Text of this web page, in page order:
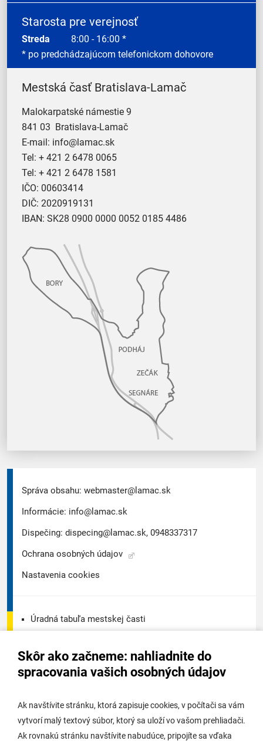
Skôr ako začneme: nahliadnite do
spracovania vašich osobných údajov
Ak navštívite stránku, ktorá zapisuje cookies, v počítači sa vám
vytvorí malý textový súbor, ktorý sa uloží vo vašom prehliadači.
Ak rovnakú stránku navštívite nabudúce, pripojíte sa vďaka
Starosta pre verejnosť
Streda 8:00 - 16:00 *
* po predchádzajúcom telefonickom dohovore
Mestská časť Bratislava-Lamač
Malokarpatské námestie 9
841 03 Bratislava-Lamač
E-mail: info@lamac.sk
Tel: + 421 2 6478 0065
Tel: + 421 2 6478 1581
IČO: 00603414
DIČ: 2020919131
IBAN: SK28 0900 0000 0052 0185 4486
Správa obsahu: webmaster@lamac.sk
Informácie: info@lamac.sk
Dispečing: dispecing@lamac.sk, 0948337317
Ochrana osobných údajov
Nastavenia cookies
Úradná tabuľa mestskej časti
Úradná tabuľa stavebného úradu
Potrebujem vybaviť